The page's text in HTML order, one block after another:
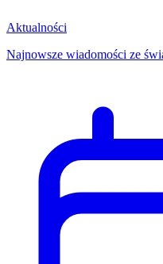
Aktualności
Najnowsze wiadomości ze